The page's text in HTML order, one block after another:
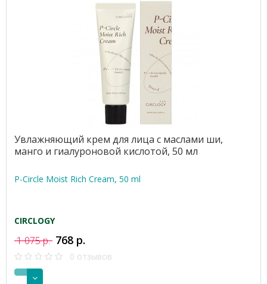
Увлажняющий крем для лица с маслами ши,
манго и гиалуроновой кислотой, 50 мл
P-Circle Moist Rich Cream, 50 ml
CIRCLOGY
1 075 р. 768 р.
0 отзывов